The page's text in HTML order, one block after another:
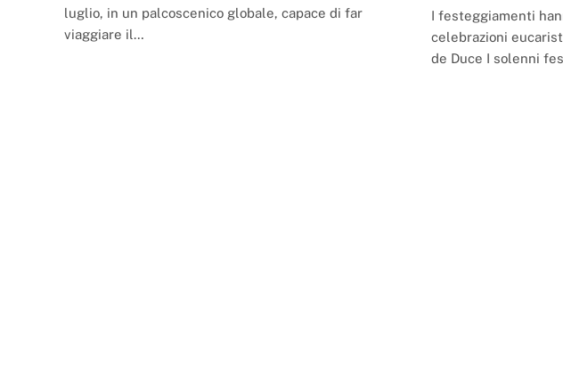
luglio, in un palcoscenico globale, capace di far
viaggiare il…
I festeggiamenti
celebrazioni
de Duce I solenni